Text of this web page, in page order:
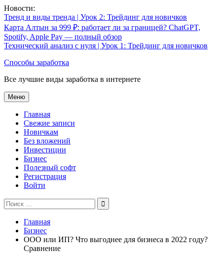
Перейти
к
содержимому
Новости:
Тренд и виды тренда | Урок 2: Трейдинг для новичков
Карта Алтын за 999 ₽: работает ли за границей? ChatGPT,
Spotify, Apple Pay — полный обзор
Технический анализ с нуля | Урок 1: Трейдинг для новичков
Способы заработка
Все лучшие виды заработка в интернете
Меню
Главная
Свежие записи
Новичкам
Без вложений
Инвестиции
Бизнес
Полезный софт
Регистрация
Войти
Поиск
по:
Главная
Бизнес
ООО или ИП? Что выгоднее для бизнеса в 2022 году?
Сравнение